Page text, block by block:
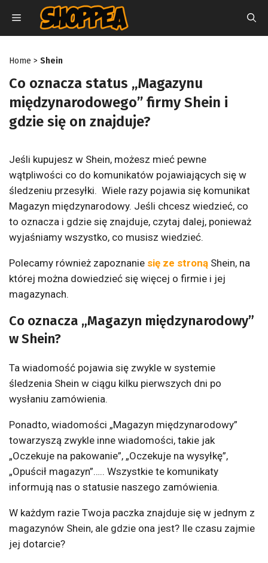
treści
MENU
Home > Shein
Co oznacza status „Magazynu
międzynarodowego” firmy Shein i
gdzie się on znajduje?
Jeśli kupujesz w Shein, możesz mieć pewne
wątpliwości co do komunikatów pojawiających się w
śledzeniu przesyłki. Wiele razy pojawia się komunikat
Magazyn międzynarodowy. Jeśli chcesz wiedzieć, co
to oznacza i gdzie się znajduje, czytaj dalej, ponieważ
wyjaśniamy wszystko, co musisz wiedzieć.
Polecamy również zapoznanie się ze stroną Shein, na
której można dowiedzieć się więcej o firmie i jej
magazynach.
Co oznacza „Magazyn międzynarodowy”
w Shein?
Ta wiadomość pojawia się zwykle w systemie
śledzenia Shein w ciągu kilku pierwszych dni po
wysłaniu zamówienia.
Ponadto, wiadomości „Magazyn międzynarodowy”
towarzyszą zwykle inne wiadomości, takie jak
„Oczekuje na pakowanie”, „Oczekuje na wysyłkę”,
„Opuścił magazyn”….. Wszystkie te komunikaty
informują nas o statusie naszego zamówienia.
W każdym razie Twoja paczka znajduje się w jednym z
magazynów Shein, ale gdzie ona jest? Ile czasu zajmie
jej dotarcie?